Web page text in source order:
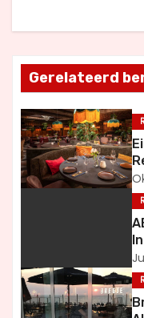
h
t
n
a
v
a
t
Gerelateerd